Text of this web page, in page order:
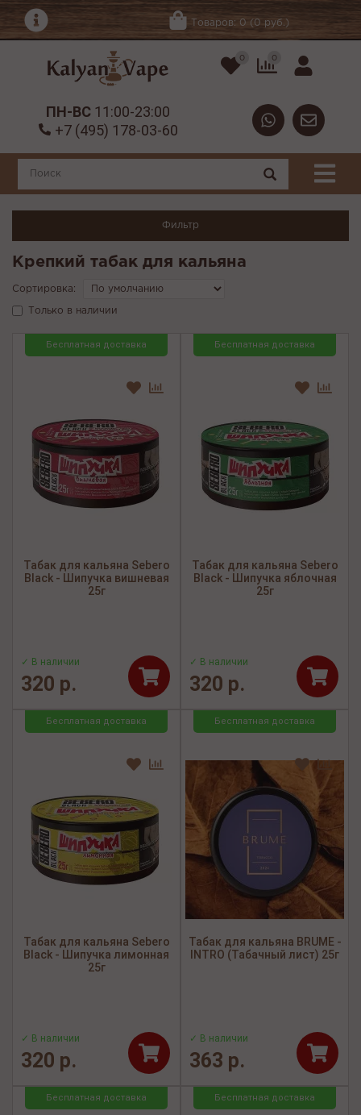
Товаров: 0 (0 руб.)
0 0
ПН-ВС 11:00-23:00
+7 (495) 178-03-60
Фильтр
Крепкий табак для кальяна
Сортировка:
Только в наличии
Бесплатная доставка
Табак для кальяна Sebero
Black - Шипучка вишневая
25г
✓ В наличии
320 р.
Бесплатная доставка
Табак для кальяна Sebero
Black - Шипучка яблочная
25г
✓ В наличии
320 р.
Бесплатная доставка
Табак для кальяна Sebero
Black - Шипучка лимонная
25г
✓ В наличии
320 р.
Бесплатная доставка
Табак для кальяна BRUME -
INTRO (Табачный лист) 25г
✓ В наличии
363 р.
Бесплатная доставка Бесплатная доставка